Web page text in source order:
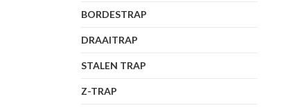
BORDESTRAP
DRAAITRAP
STALEN TRAP
Z-TRAP